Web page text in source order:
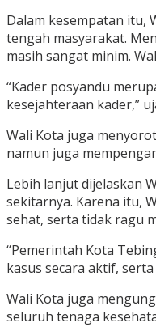
Dalam kesempatan itu,
tengah masyarakat.
masih sangat minim.
“Kader posyandu
kesejahteraan kader,”
Wali Kota juga
namun juga
Lebih lanjut dijelaskan
sekitarnya. Karena itu,
sehat, serta tidak ragu
“Pemerintah Kota
kasus secara aktif,
Wali Kota juga
seluruh tenaga